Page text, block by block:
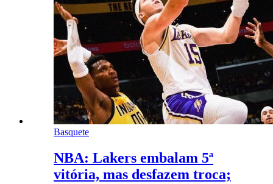
Basquete
NBA: Lakers embalam 5ª
vitória, mas desfazem troca;